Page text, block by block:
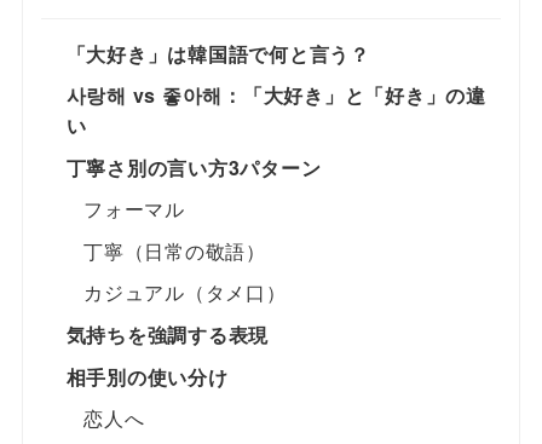
「大好き」は韓国語で何と言う？
사랑해 vs 좋아해：「大好き」と「好き」の違
い
丁寧さ別の言い方3パターン
フォーマル
丁寧（日常の敬語）
カジュアル（タメ口）
気持ちを強調する表現
相手別の使い分け
恋人へ